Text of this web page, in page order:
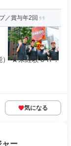
／賞与年2回
） ★未経験ＯＫ！
気になる
ャー